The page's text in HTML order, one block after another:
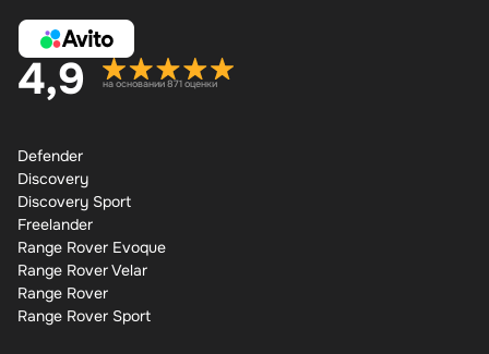
4,9 на основании 871 оценки
Defender
Discovery
Discovery Sport
Freelander
Range Rover Evoque
Range Rover Velar
Range Rover
Range Rover Sport